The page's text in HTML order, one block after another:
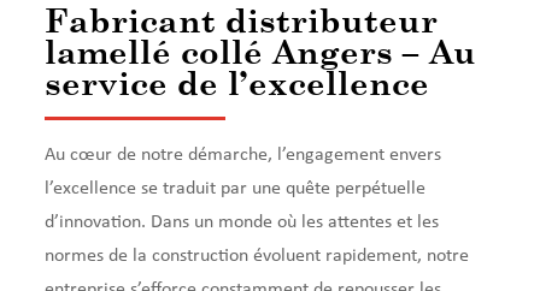
Fabricant distributeur
lamellé collé Angers – Au
service de l’excellence
Au cœur de notre démarche, l’engagement envers
l’excellence se traduit par une quête perpétuelle
d’innovation. Dans un monde où les attentes et les
normes de la construction évoluent rapidement, notre